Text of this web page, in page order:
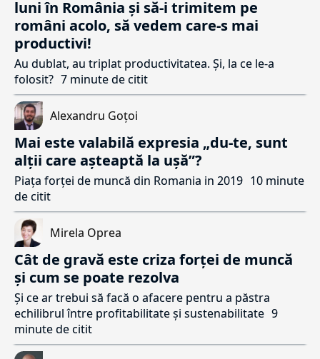
luni în România și să-i trimitem pe
români acolo, să vedem care-s mai
productivi!
Au dublat, au triplat productivitatea. Și, la ce le-a
folosit? 7 minute de citit
Alexandru Goțoi
Mai este valabilă expresia „du-te, sunt
alții care așteaptă la ușă”?
Piața forței de muncă din Romania in 2019 10 minute
de citit
Mirela Oprea
Cât de gravă este criza forței de muncă
și cum se poate rezolva
Și ce ar trebui să facă o afacere pentru a păstra
echilibrul între profitabilitate și sustenabilitate 9
minute de citit